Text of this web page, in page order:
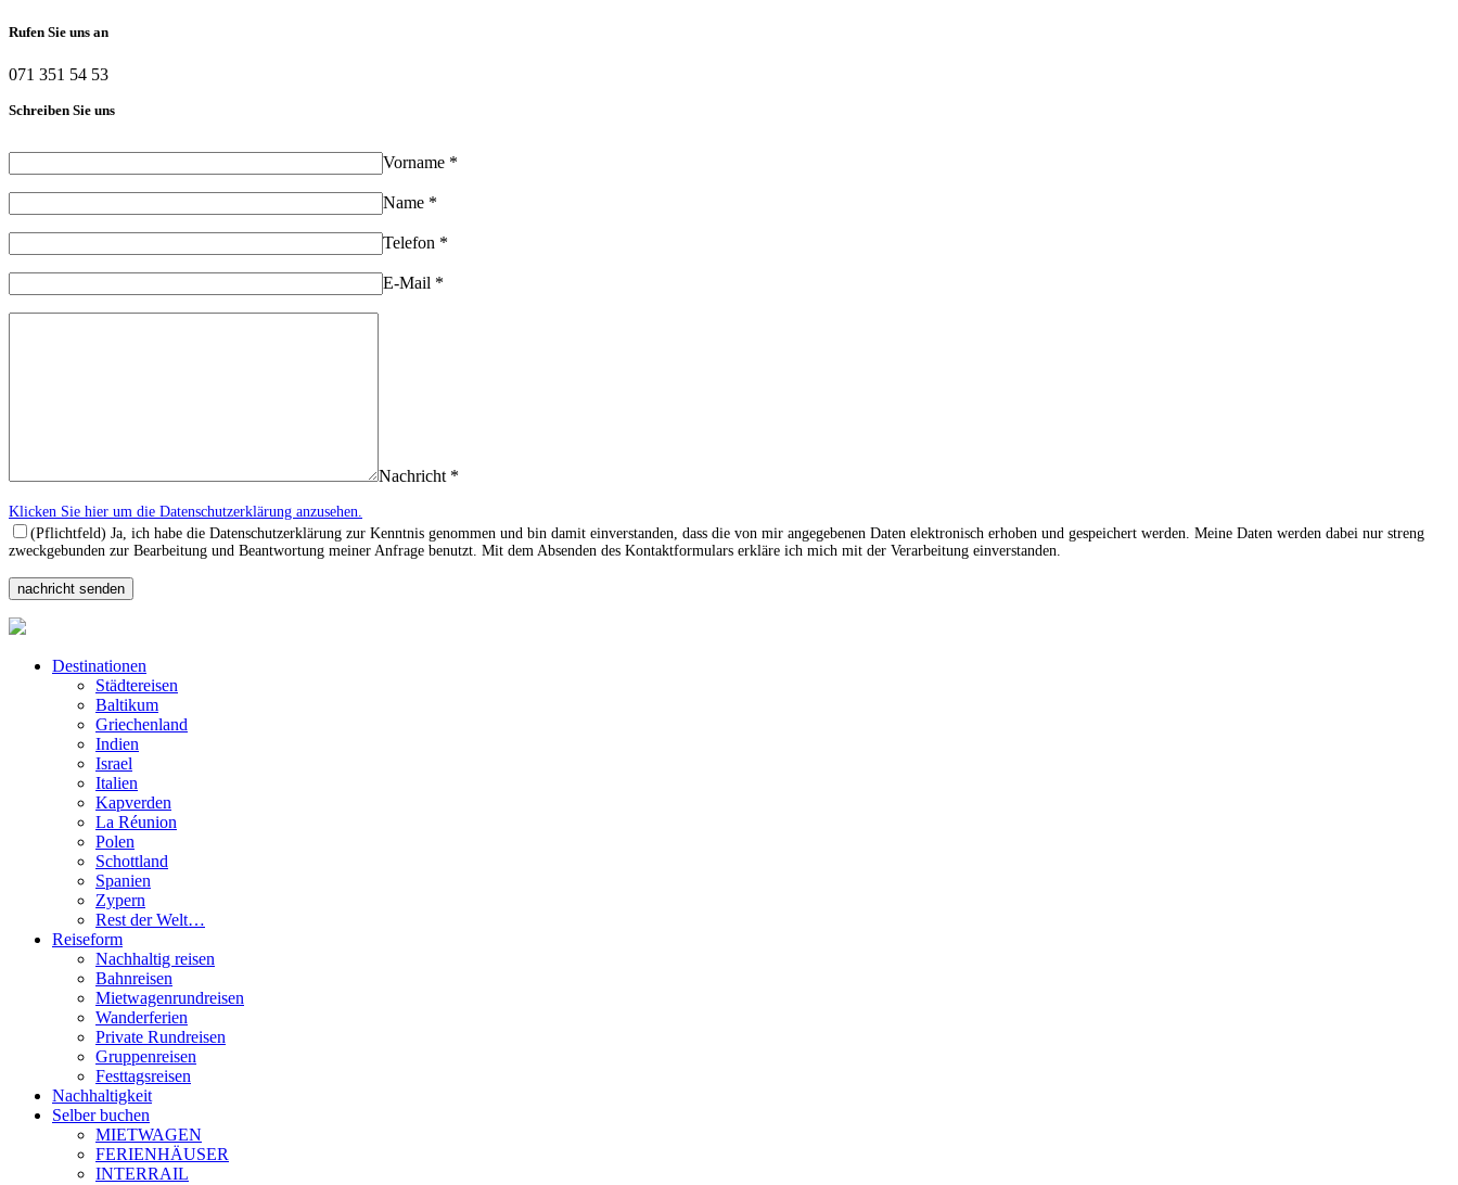
Rufen Sie uns an
071 351 54 53
Schreiben Sie uns
Vorname *
Name *
Telefon *
E-Mail *
Nachricht *
Klicken Sie hier um die Datenschutzerklärung anzusehen.
(Pflichtfeld) Ja, ich habe die Datenschutzerklärung zur Kenntnis genommen und bin damit einverstanden, dass die von mir angegebenen Daten elektronisch erhoben und gespeichert werden. Meine Daten werden dabei nur streng
zweckgebunden zur Bearbeitung und Beantwortung meiner Anfrage benutzt. Mit dem Absenden des Kontaktformulars erkläre ich mich mit der Verarbeitung einverstanden.
Destinationen
Städtereisen
Baltikum
Griechenland
Indien
Israel
Italien
Kapverden
La Réunion
Polen
Schottland
Spanien
Zypern
Rest der Welt…
Reiseform
Nachhaltig reisen
Bahnreisen
Mietwagenrundreisen
Wanderferien
Private Rundreisen
Gruppenreisen
Festtagsreisen
Nachhaltigkeit
Selber buchen
MIETWAGEN
FERIENHÄUSER
INTERRAIL